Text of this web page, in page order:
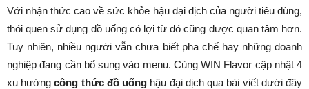
Với nhận thức cao về sức khỏe hậu đại dịch của người tiêu dùng,
thói quen sử dụng đồ uống có lợi từ đó cũng được quan tâm hơn.
Tuy nhiên, nhiều người vẫn chưa biết pha chế hay những doanh
nghiệp đang cần bổ sung vào menu. Cùng WIN Flavor cập nhật 4
xu hướngcông thức đồ uống hậu đại dịch qua bài viết dưới đây